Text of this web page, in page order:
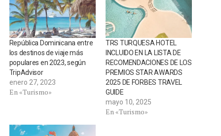
República Dominicana entre
los destinos de viaje más
populares en 2023, según
TripAdvisor
enero 27, 2023
En «Turismo»
TRS TURQUESA HOTEL
INCLUIDO EN LA LISTA DE
RECOMENDACIONES DE LOS
PREMIOS STAR AWARDS
2025 DE FORBES TRAVEL
GUIDE
mayo 10, 2025
En «Turismo»